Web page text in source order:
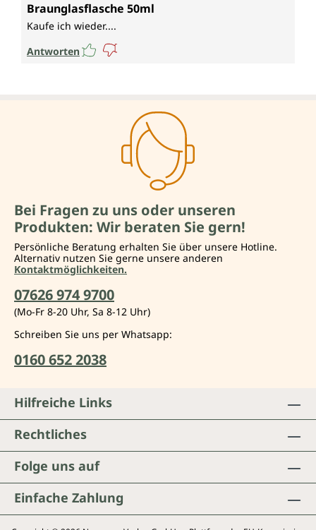
Braunglasflasche 50ml
Kaufe ich wieder....
Antworten
Bei Fragen zu uns oder unseren
Produkten: Wir beraten Sie gern!
Persönliche Beratung erhalten Sie über unsere Hotline.
Alternativ nutzen Sie gerne unsere anderen
Kontaktmöglichkeiten.
07626 974 9700
(Mo-Fr 8-20 Uhr, Sa 8-12 Uhr)
Schreiben Sie uns per Whatsapp:
0160 652 2038
Folge uns auf
Einfache Zahlung
Hilfreiche Links
Rechtliches